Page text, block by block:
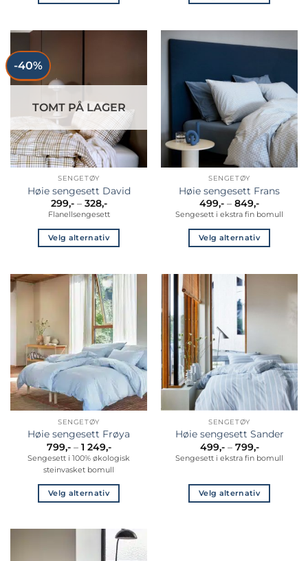
Alternativene
velges
på
produktsiden
Alternativene
velges
på
produktsiden
-40%
TOMT PÅ LAGER
SENGETØY
Høie sengesett David
299,- – 328,-Prisområde:
299,-
til
328,-
Flanellsengesett
Velg alternativ
har
flere
varianter.
Alternativene
kan
velges
på
produktsiden
SENGETØY
Høie sengesett Frans
499,- – 849,-
499,-
til
849,-
Sengesett i ekstra fin bomull
Velg alternativ
har
flere
varianter.
Alternativene
kan
velges
på
produktsiden
SENGETØY
Høie sengesett Frøya
799,- – 1 249,-Prisområde:
799,-
til
1
249,-
Sengesett i 100% økologisk
steinvasket bomull
Velg alternativ
SENGETØY
Høie sengesett Sander
499,- – 799,-
499,-
til
Sengesett i ekstra fin bomull
Velg alternativ